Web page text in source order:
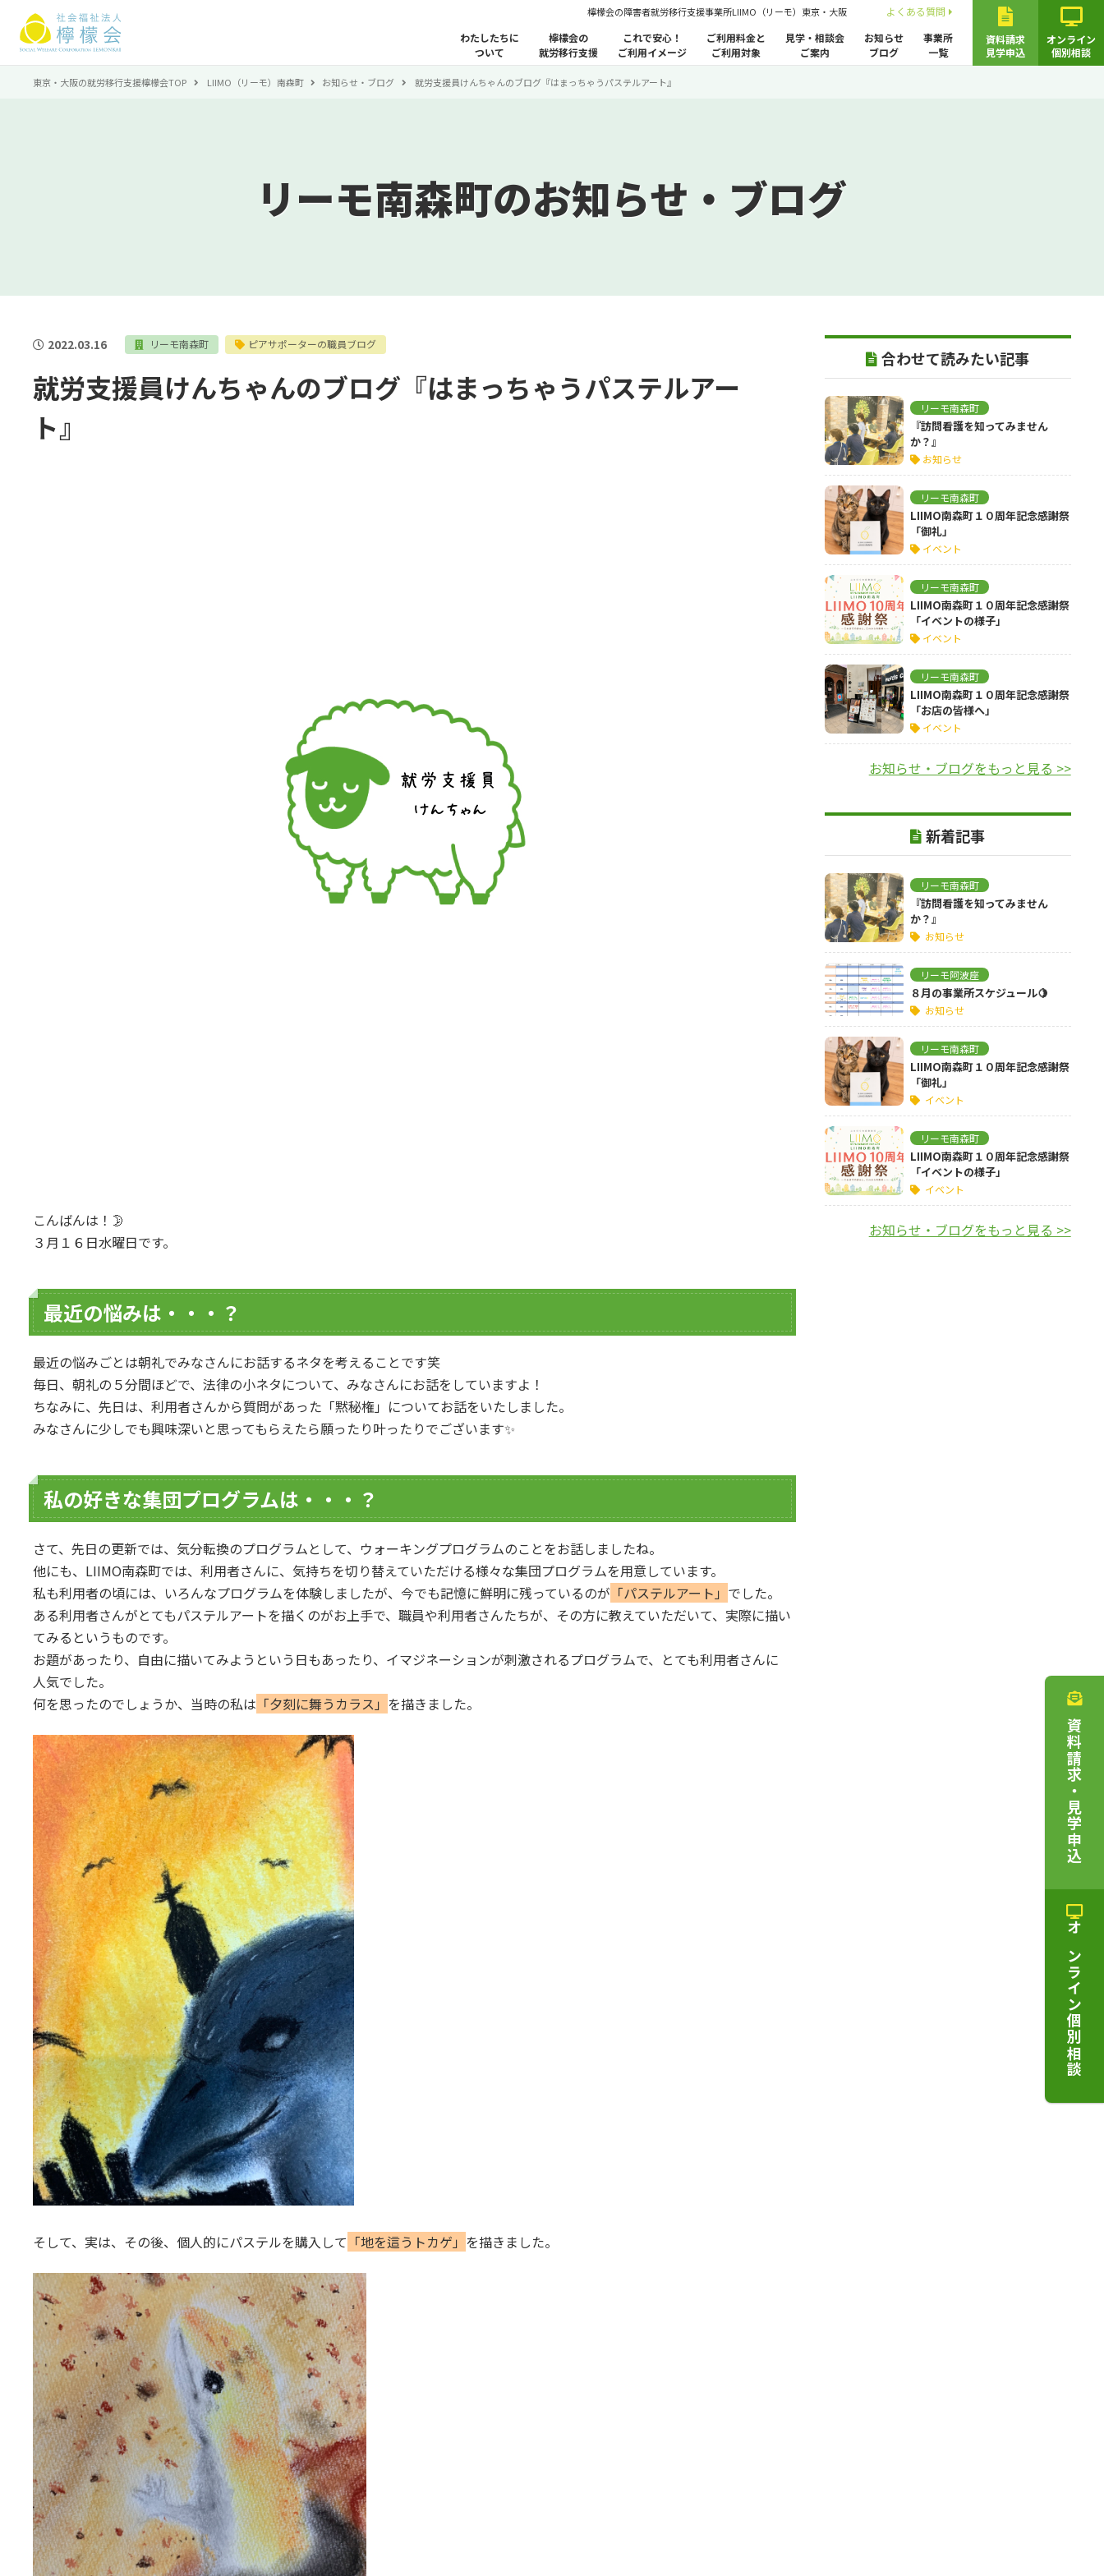
檸檬会の障害者就労移行支援事業所LIIMO（リーモ）東京・大阪
よくある質問
わたしたちに
ついて
檸檬会の
就労移行支援
これで安心！
ご利用イメージ
ご利用料金と
ご利用対象
見学・相談会
ご案内
お知らせ
ブログ
事業所
一覧
資料請求
見学申込
オンライン
個別相談
東京・大阪の就労移行支援檸檬会TOP LIIMO（リーモ）南森町 お知らせ・ブログ 就労支援員けんちゃんのブログ『はまっちゃうパステルアート』
リーモ南森町のお知らせ・ブログ
2022.03.16 リーモ南森町 ピアサポーターの職員ブログ
就労支援員けんちゃんのブログ『はまっちゃうパステルアー
ト』
こんばんは！🌛
３月１６日水曜日です。
最近の悩みは・・・？
最近の悩みごとは朝礼でみなさんにお話するネタを考えることです笑
毎日、朝礼の５分間ほどで、法律の小ネタについて、みなさんにお話をしていますよ！
ちなみに、先日は、利用者さんから質問があった「黙秘権」についてお話をいたしました。
みなさんに少しでも興味深いと思ってもらえたら願ったり叶ったりでございます✨
私の好きな集団プログラムは・・・？
さて、先日の更新では、気分転換のプログラムとして、ウォーキングプログラムのことをお話しましたね。
他にも、LIIMO南森町では、利用者さんに、気持ちを切り替えていただける様々な集団プログラムを用意しています。
私も利用者の頃には、いろんなプログラムを体験しましたが、今でも記憶に鮮明に残っているのが 「パステルアート」 でした。
ある利用者さんがとてもパステルアートを描くのがお上手で、職員や利用者さんたちが、その方に教えていただいて、実際に描い
てみるというものです。
お題があったり、自由に描いてみようという日もあったり、イマジネーションが刺激されるプログラムで、とても利用者さんに
人気でした。
何を思ったのでしょうか、当時の私は 「夕刻に舞うカラス」 を描きました。
そして、実は、その後、個人的にパステルを購入して 「地を這うトカゲ」 を描きました。
合わせて読みたい記事
リーモ南森町
『訪問看護を知ってみません
か？』
お知らせ
リーモ南森町
LIIMO南森町１０周年記念感謝祭
「御礼」
イベント
リーモ南森町
LIIMO南森町１０周年記念感謝祭
「イベントの様子」
イベント
リーモ南森町
LIIMO南森町１０周年記念感謝祭
「お店の皆様へ」
イベント
お知らせ・ブログをもっと見る >>
新着記事
リーモ南森町
『訪問看護を知ってみません
か？』
お知らせ
リーモ阿波座
８月の事業所スケジュール🍋
お知らせ
リーモ南森町
LIIMO南森町１０周年記念感謝祭
「御礼」
イベント
リーモ南森町
LIIMO南森町１０周年記念感謝祭
「イベントの様子」
イベント
お知らせ・ブログをもっと見る >>
資料請求・見学申込
オンライン個別相談